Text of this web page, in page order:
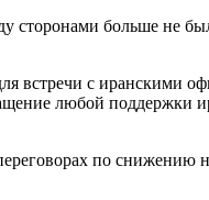
сторонами больше не
встречи с иранскими
любой поддержки
по